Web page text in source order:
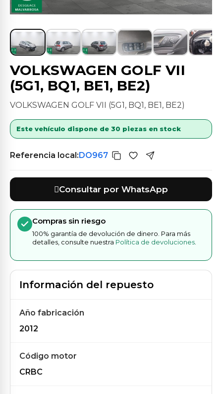
VOLKSWAGEN GOLF VII
(5G1, BQ1, BE1, BE2)
VOLKSWAGEN GOLF VII (5G1, BQ1, BE1, BE2)
Este vehículo dispone de 30 piezas en stock
Referencia local:DO967
Consultar por WhatsApp
Compras sin riesgo
100% garantía de devolución de dinero. Para más
detalles, consulte nuestra Política de devoluciones
Información del repuesto
Año fabricación
2012
Código motor
CRBC